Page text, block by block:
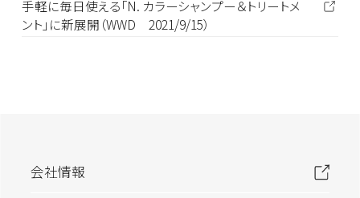
手軽に毎日使える「N. カラーシャンプー＆トリートメ
ント」に新展開（WWD 2021/9/15）
会社情報